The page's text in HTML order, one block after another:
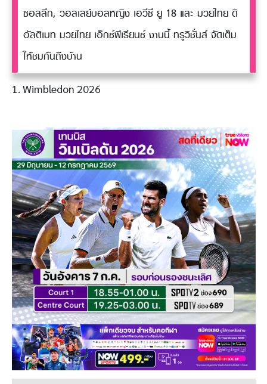
ซอลลีก, วอลเลย์บอลหญิง เอวีซี ยู 18 และ มวยไทย ดิ
อัลติเมท มวยไทย เอ็กซ์พีเรียนซ์ งานนี้ ทรูวิชั่นส์ จัดเต็ม
ให้ชมกันถึงบ้าน
1. Wimbledon 2026